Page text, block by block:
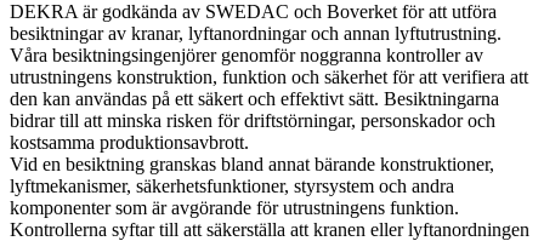
DEKRA är godkända av SWEDAC och Boverket för att utföra
besiktningar av kranar, lyftanordningar och annan lyftutrustning.
Våra besiktningsingenjörer genomför noggranna kontroller av
utrustningens konstruktion, funktion och säkerhet för att verifiera att
den kan användas på ett säkert och effektivt sätt. Besiktningarna
bidrar till att minska risken för driftstörningar, personskador och
kostsamma produktionsavbrott.
Vid en besiktning granskas bland annat bärande konstruktioner,
lyftmekanismer, säkerhetsfunktioner, styrsystem och andra
komponenter som är avgörande för utrustningens funktion.
Kontrollerna syftar till att säkerställa att kranen eller lyftanordningen